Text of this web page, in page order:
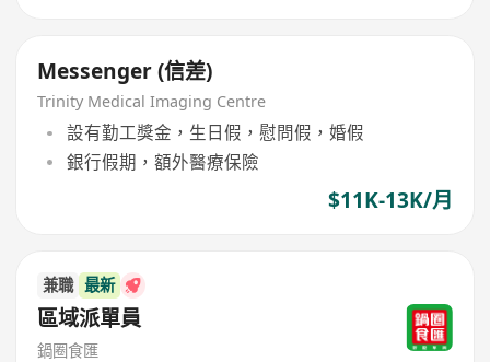
Messenger (信差)
Trinity Medical Imaging Centre
設有勤工獎金，生日假，慰問假，婚假
銀行假期，額外醫療保險
$11K-13K/月
兼職 最新
區域派單員
鍋圈食匯